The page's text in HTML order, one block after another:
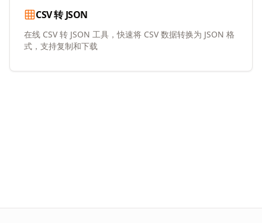
CSV 转 JSON
在线 CSV 转 JSON 工具，快速将 CSV 数据转换为 JSON 格
式，支持复制和下载